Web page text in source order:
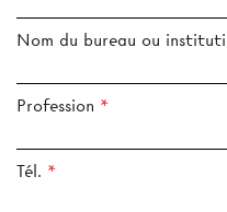
Nom du bureau ou
Profession
Tél.